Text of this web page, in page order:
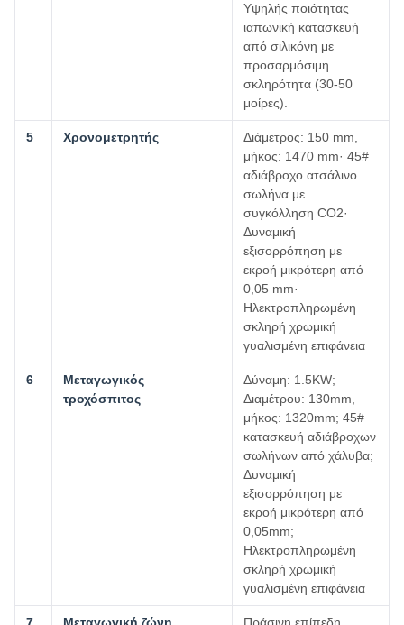
Υψηλής ποιότητας
ιαπωνική κατασκευή
από σιλικόνη με
προσαρμόσιμη
σκληρότητα (30-50
μοίρες).
5 Χρονομετρητής
Διάμετρος: 150 mm,
μήκος: 1470 mm· 45#
αδιάβροχο ατσάλινο
σωλήνα με
συγκόλληση CO2·
Δυναμική
εξισορρόπηση με
εκροή μικρότερη από
0,05 mm·
Ηλεκτροπληρωμένη
σκληρή χρωμική
γυαλισμένη επιφάνεια
6
Μεταγωγικός
τροχόσπιτος
Δύναμη: 1.5KW;
Διαμέτρου: 130mm,
μήκος: 1320mm; 45#
κατασκευή αδιάβροχων
σωλήνων από χάλυβα;
Δυναμική
εξισορρόπηση με
εκροή μικρότερη από
0,05mm;
Ηλεκτροπληρωμένη
σκληρή χρωμική
γυαλισμένη επιφάνεια